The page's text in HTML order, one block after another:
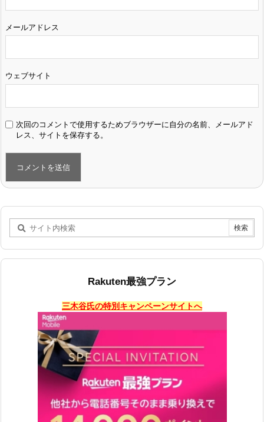
メールアドレス
ウェブサイト
次回のコメントで使用するためブラウザーに自分の名前、メールアド
レス、サイトを保存する。
Rakuten最強プラン
三木谷氏の特別キャンペーンサイトへ